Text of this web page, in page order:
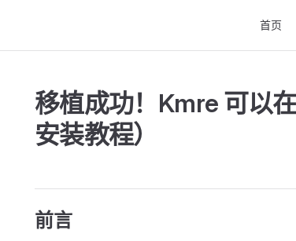
首页
移植成功！Kmre 可以
安装教程）
前言